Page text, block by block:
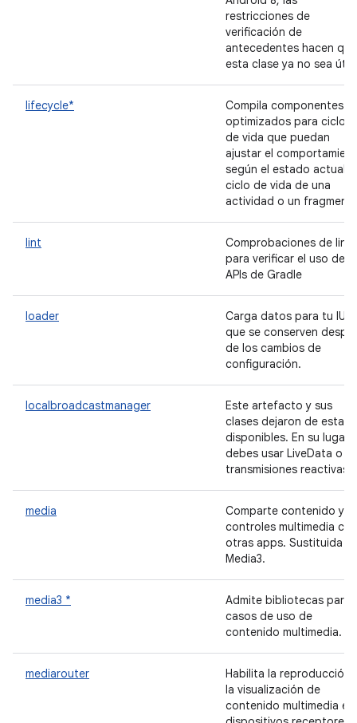
restricciones de
verificación de
antecedentes hacen que
esta clase ya no sea útil.
lifecycle*
Compila componentes
optimizados para ciclos
de vida que puedan
ajustar el
según el estado actual
ciclo de vida de una
actividad o un
lint
Comprobaciones de lint
para verificar el uso de
APIs de Gradle
loader
Carga datos para tu IU
que se conserven
de los cambios de
configuración.
localbroadcastmanager
Este artefacto y sus
clases dejaron de estar
disponibles. En su lugar,
debes usar LiveData o
transmisiones reactivas.
media
Comparte contenido y
controles multimedia con
otras apps. Sustituida
Media3.
media3 *
Admite bibliotecas para
casos de uso de
contenido multimedia.
mediarouter
Habilita la reproducción
la visualización de
contenido multimedia en